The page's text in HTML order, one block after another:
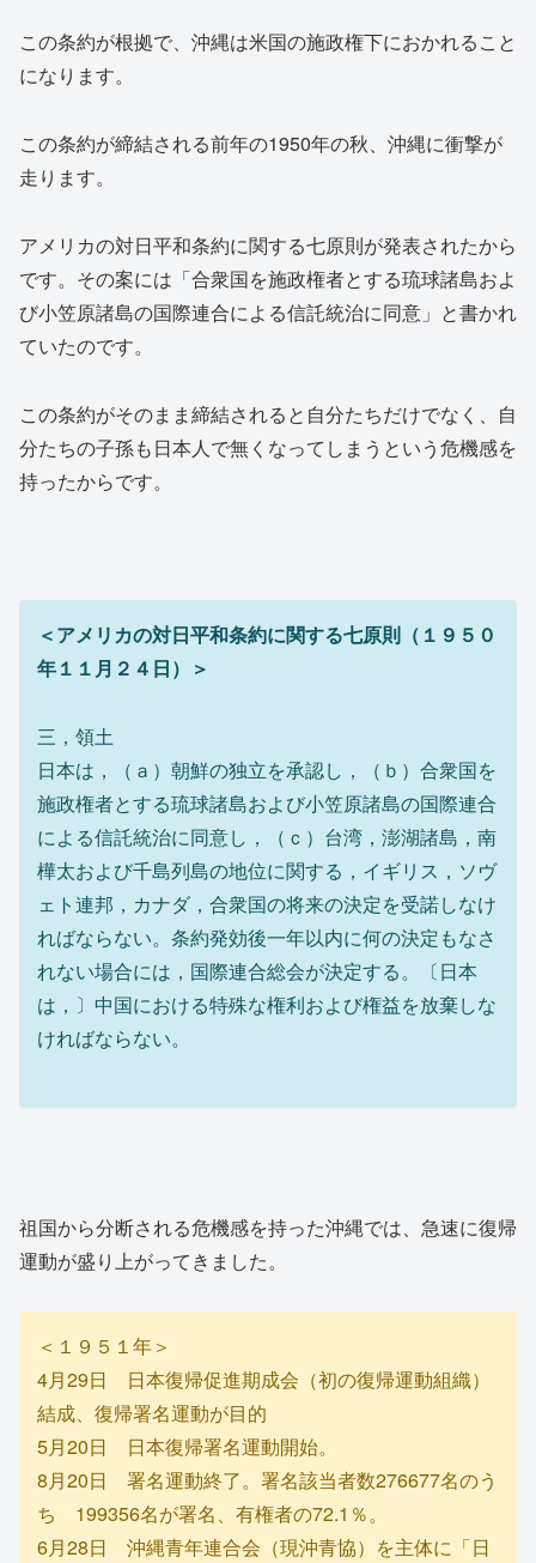
この条約が根拠で、沖縄は米国の施政権下におかれること
になります。
この条約が締結される前年の1950年の秋、沖縄に衝撃が
走ります。
アメリカの対日平和条約に関する七原則が発表されたから
です。その案には「合衆国を施政権者とする琉球諸島およ
び小笠原諸島の国際連合による信託統治に同意」と書かれ
ていたのです。
この条約がそのまま締結されると自分たちだけでなく、自
分たちの子孫も日本人で無くなってしまうという危機感を
持ったからです。
＜アメリカの対日平和条約に関する七原則（１９５０
年１１月２４日）＞
三，領土
日本は，（ａ）朝鮮の独立を承認し，（ｂ）合衆国を
施政権者とする琉球諸島および小笠原諸島の国際連合
による信託統治に同意し，（ｃ）台湾，澎湖諸島，南
樺太および千島列島の地位に関する，イギリス，ソヴ
ェト連邦，カナダ，合衆国の将来の決定を受諾しなけ
ればならない。条約発効後一年以内に何の決定もなさ
れない場合には，国際連合総会が決定する。〔日本
は，〕中国における特殊な権利および権益を放棄しな
ければならない。
祖国から分断される危機感を持った沖縄では、急速に復帰
運動が盛り上がってきました。
＜１９５１年＞
4月29日 日本復帰促進期成会（初の復帰運動組織）
結成、復帰署名運動が目的
5月20日 日本復帰署名運動開始。
8月20日 署名運動終了。署名該当者数276677名のう
ち 199356名が署名、有権者の72.1％。
6月28日 沖縄青年連合会（現沖青協）を主体に「日